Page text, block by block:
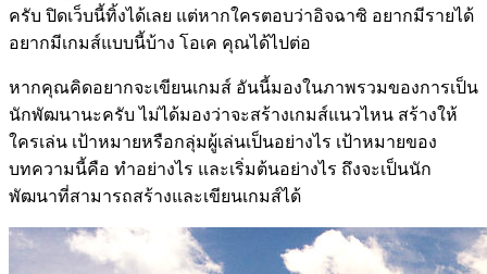
ครับ ปิดเว็บนี้ทิ้งได้เลย แต่หากใครตอบว่าอิจฉาซิ อยากมีรายได้
อยากมีเกมส์แบบนี้บ้าง โอเค คุณได้ไปต่อ
หากคุณคิดอยากจะเขียนเกมส์ อันนี้มองในภาพรวมของการเป็น
นักพัฒนานะครับ ไม่ได้มองว่าจะสร้างเกมส์แนวไหน สร้างให้
ใครเล่น เป้าหมายหรือกลุ่มผู้เล่นเป็นอย่างไร เป้าหมายของ
บทความนี้คือ ทำอย่างไร และเริ่มต้นอย่างไร ถึงจะเป็นนัก
พัฒนาที่สามารถสร้างและเขียนเกมส์ได้